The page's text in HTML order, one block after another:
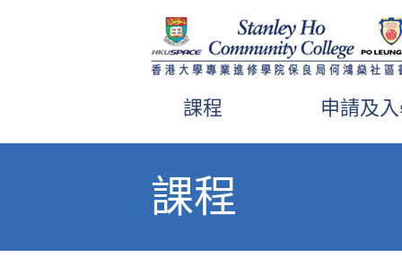
課程 申請及
課程